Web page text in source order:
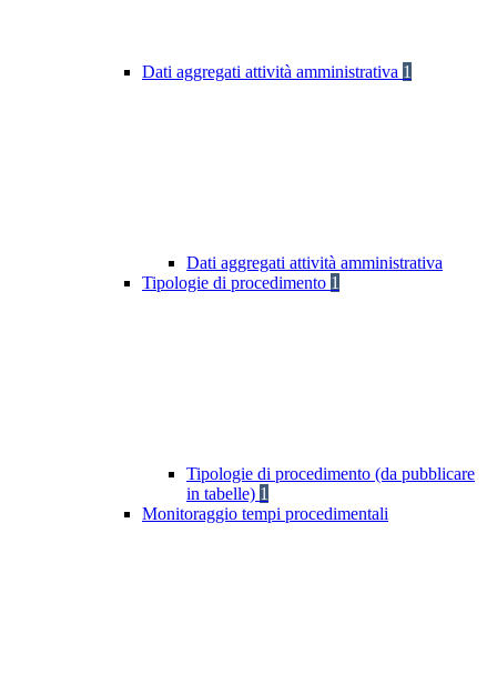
Dati aggregati attività amministrativa 1
Dati aggregati attività amministrativa
Tipologie di procedimento 1
Tipologie di procedimento (da pubblicare
in tabelle) 1
Monitoraggio tempi procedimentali